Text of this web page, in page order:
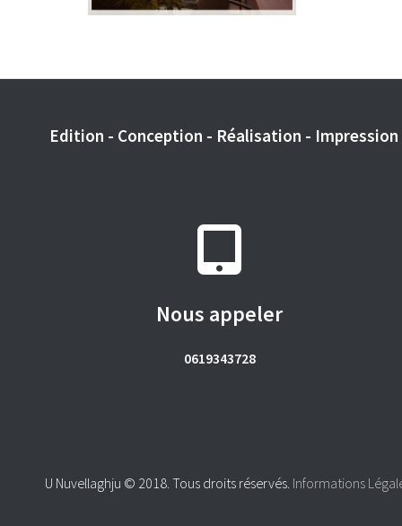
Edition - Conception - Réalisation -
Nous appeler
0619343728
U Nuvellaghju © 2018. Tous droits réservés. Informations